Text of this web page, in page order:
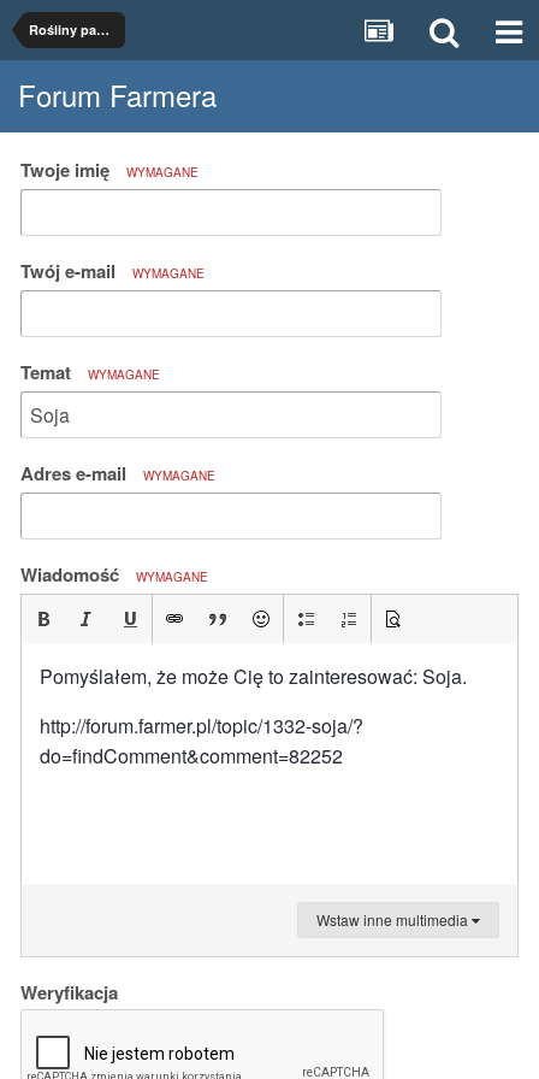
Rośliny paszowe
Forum Farmera
Twoje imię WYMAGANE
Twój e-mail WYMAGANE
Temat WYMAGANE
Adres e-mail WYMAGANE
Wiadomość WYMAGANE
Pomyślałem, że może Cię to zainteresować: Soja.
http://forum.farmer.pl/topic/1332-soja/?
do=findComment&comment=82252
Wstaw inne multimedia
Weryfikacja